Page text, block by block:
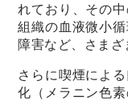
れており、その
組織の血液微小
障害など、さまざ
さらに喫煙によ
化（メラニン色